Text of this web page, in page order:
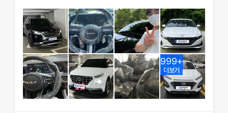
999+
더보기